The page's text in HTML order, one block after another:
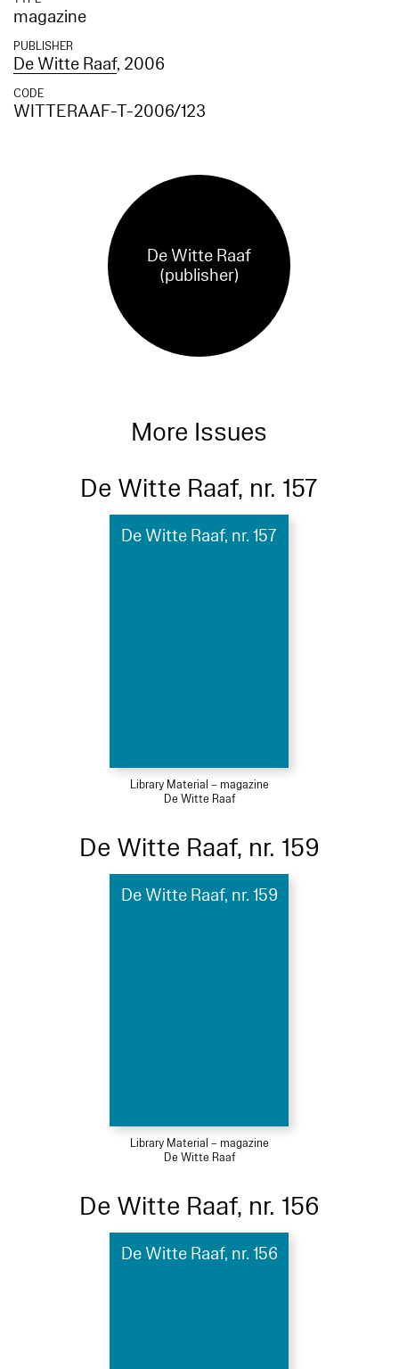
magazine
PUBLISHER
De Witte Raaf, 2006
CODE
WITTERAAF-T-2006/123
De Witte Raaf
(publisher)
More Issues
De Witte Raaf, nr. 157
De Witte Raaf, nr. 157
Library Material – magazine
De Witte Raaf
De Witte Raaf, nr. 159
De Witte Raaf, nr. 159
Library Material – magazine
De Witte Raaf
De Witte Raaf, nr. 156
De Witte Raaf, nr. 156